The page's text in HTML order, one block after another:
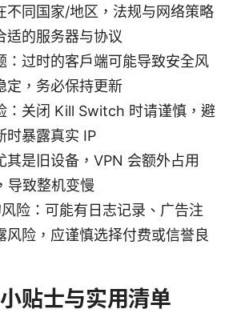
不同国家/地区，法规与网络策略
适的服务器与协议
：过时的客户端可能导致安全风
定，务必保持更新
：关闭 Kill Switch 时请谨慎，避
时暴露真实 IP
其是旧设备，VPN 会额外占用
导致整机变慢
险：可能有日志记录、广告注
风险，应谨慎选择付费或信誉良
贴士与实用清单